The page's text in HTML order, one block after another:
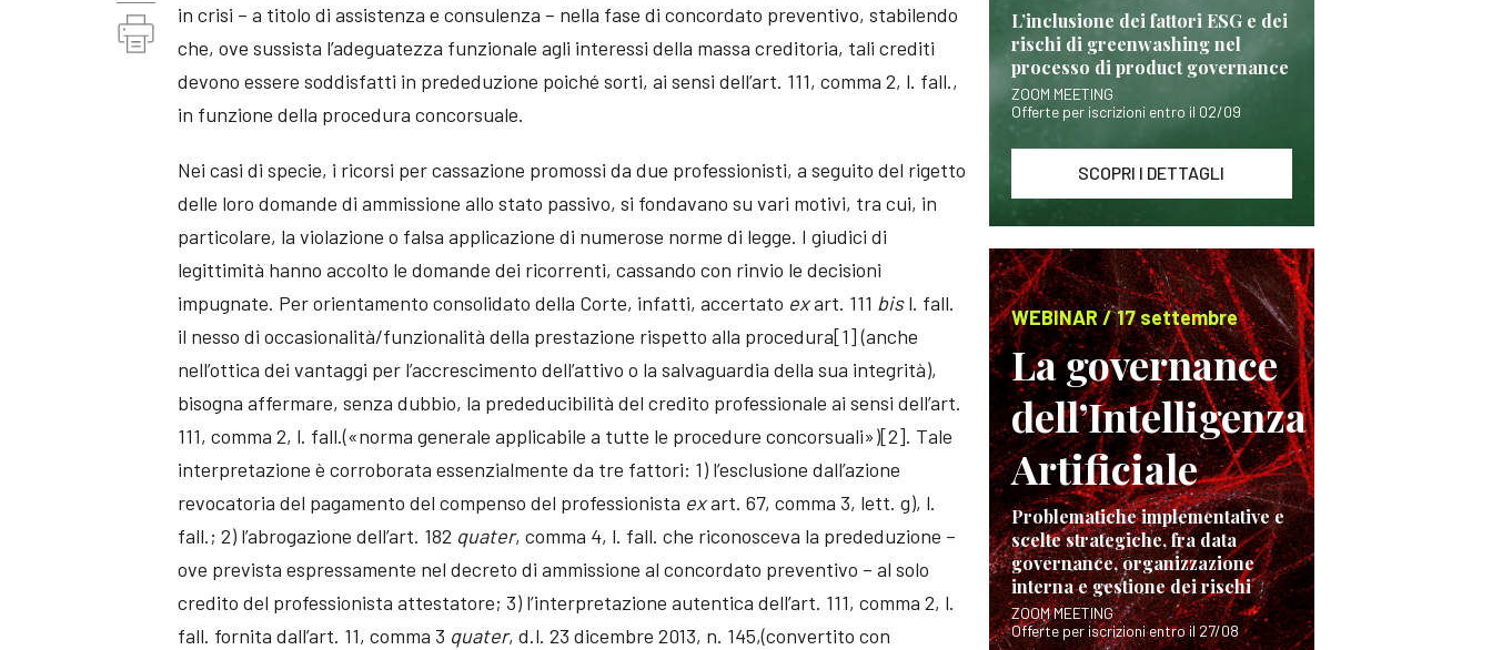
in crisi – a titolo di assistenza e consulenza – nella fase di concordato preventivo, stabilendo
che, ove sussista l’adeguatezza funzionale agli interessi della massa creditoria, tali crediti
devono essere soddisfatti in prededuzione poiché sorti, ai sensi dell’art. 111, comma 2, l. fall.,
in funzione della procedura concorsuale.
Nei casi di specie, i ricorsi per cassazione promossi da due professionisti, a seguito del rigetto
delle loro domande di ammissione allo stato passivo, si fondavano su vari motivi, tra cui, in
particolare, la violazione o falsa applicazione di numerose norme di legge. I giudici di
legittimità hanno accolto le domande dei ricorrenti, cassando con rinvio le decisioni
impugnate. Per orientamento consolidato della Corte, infatti, accertato exart. 111 bisl. fall.
il nesso di occasionalità/funzionalità della prestazione rispetto alla procedura[1] (anche
nell’ottica dei vantaggi per l’accrescimento dell’attivo o la salvaguardia della sua integrità),
bisogna affermare, senza dubbio, la prededucibilità del credito professionale ai sensi dell’art.
111, comma 2, l. fall.(«norma generale applicabile a tutte le procedure concorsuali»)[2]. Tale
interpretazione è corroborata essenzialmente da tre fattori: 1) l’esclusione dall’azione
revocatoria del pagamento del compenso del professionista exart. 67, comma 3, lett. g), l.
fall.; 2) l’abrogazione dell’art. 182 quater, comma 4, l. fall. che riconosceva la prededuzione –
ove prevista espressamente nel decreto di ammissione al concordato preventivo – al solo
credito del professionista attestatore; 3) l’interpretazione autentica dell’art. 111, comma 2, l.
fall. fornita dall’art. 11, comma 3 quater, d.l. 23 dicembre 2013, n. 145,(convertito con
L’inclusione dei fattori ESG e dei
rischi di greenwashing nel
processo di product governance
ZOOM MEETING
Offerte per iscrizioni entro il 02/09
SCOPRI I DETTAGLI
WEBINAR / 17 settembre
La governance
dell’Intelligenza
Artificiale
Problematiche implementative e
scelte strategiche, fra data
governance, organizzazione
interna e gestione dei rischi
ZOOM MEETING
Offerte per iscrizioni entro il 27/08